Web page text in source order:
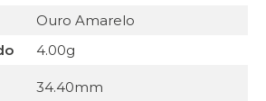
Ouro Amarelo
4.00g
34.40mm